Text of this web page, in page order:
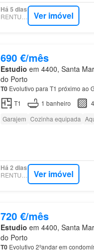
Há 5 dias
RENTUMO Ver imóvel
690 €/mês
Estudio em 4400, Santa
do Porto
T0Evolutivo para T1 próximo ao
T1
1 banheiro
Garajem Cozinha equipada
Há 2 dias
RENTUMO Ver imóvel
720 €/mês
Estudio em 4400, Santa
do Porto
T0Evolutivo 2ºandar em